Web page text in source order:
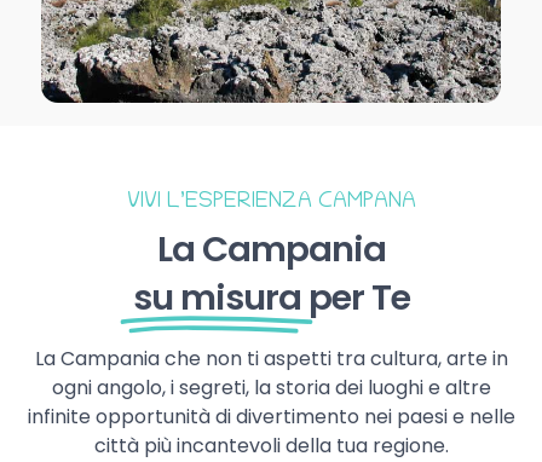
VIVI L’ESPERIENZA CAMPANA
La Campania
su misura per Te
La Campania che non ti aspetti tra cultura, arte in
ogni angolo, i segreti, la storia dei luoghi e altre
infinite opportunità di divertimento nei paesi e nelle
città più incantevoli della tua regione.